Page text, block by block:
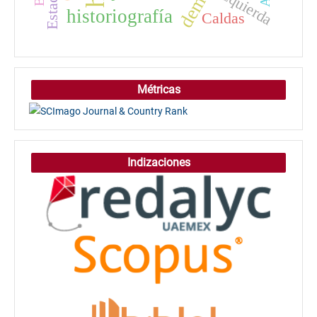
historiografía Caldas
Métricas
Indizaciones